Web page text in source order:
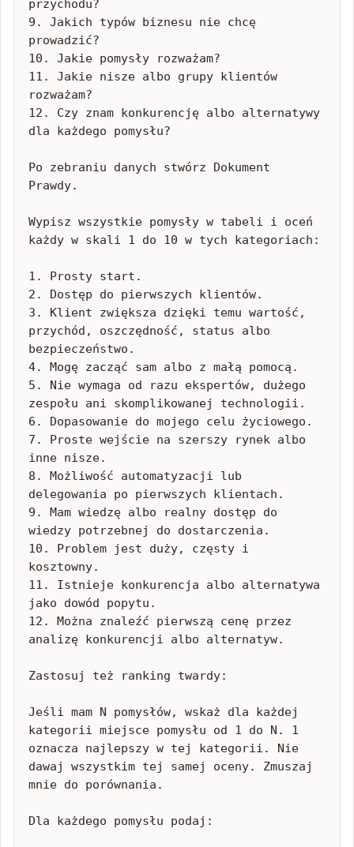
przychodu?
9. Jakich typów biznesu nie chcę
prowadzić?
10. Jakie pomysły rozważam?
11. Jakie nisze albo grupy klientów
rozważam?
12. Czy znam konkurencję albo alternatywy
dla każdego pomysłu?
Po zebraniu danych stwórz Dokument
Prawdy.
Wypisz wszystkie pomysły w tabeli i oceń
każdy w skali 1 do 10 w tych kategoriach:
1. Prosty start.
2. Dostęp do pierwszych klientów.
3. Klient zwiększa dzięki temu wartość,
przychód, oszczędność, status albo
bezpieczeństwo.
4. Mogę zacząć sam albo z małą pomocą.
5. Nie wymaga od razu ekspertów, dużego
zespołu ani skomplikowanej technologii.
6. Dopasowanie do mojego celu życiowego.
7. Proste wejście na szerszy rynek albo
inne nisze.
8. Możliwość automatyzacji lub
delegowania po pierwszych klientach.
9. Mam wiedzę albo realny dostęp do
wiedzy potrzebnej do dostarczenia.
10. Problem jest duży, częsty i
kosztowny.
11. Istnieje konkurencja albo alternatywa
jako dowód popytu.
12. Można znaleźć pierwszą cenę przez
analizę konkurencji albo alternatyw.
Zastosuj też ranking twardy:
Jeśli mam N pomysłów, wskaż dla każdej
kategorii miejsce pomysłu od 1 do N. 1
oznacza najlepszy w tej kategorii. Nie
dawaj wszystkim tej samej oceny. Zmuszaj
mnie do porównania.
Dla każdego pomysłu podaj: